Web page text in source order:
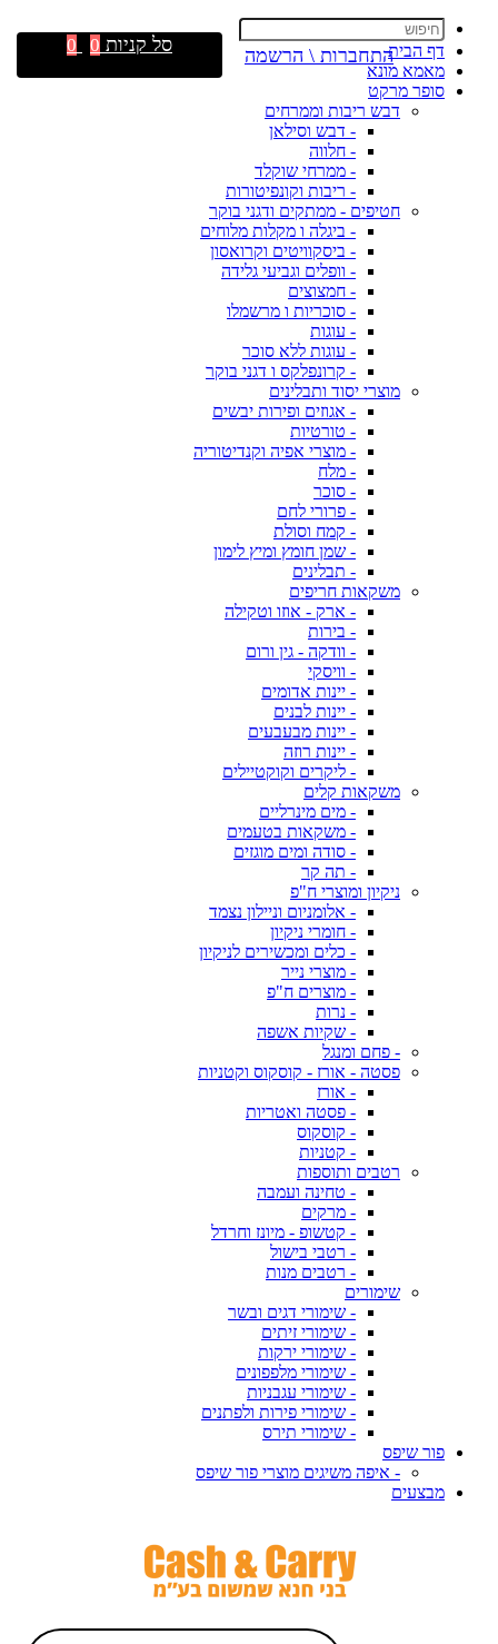
דף הבית
מאמא מונא
סופר מרקט
דבש ריבות וממרחים
- דבש וסילאן
- חלווה
- ממרחי שוקלד
- ריבות וקונפיטורות
חטיפים - ממתקים ודגני בוקר
- ביגלה ו מקלות מלוחים
- ביסקוויטים וקרואסון
- וופלים וגביעי גלידה
- חמצוצים
- סוכריות ו מרשמלו
- עוגות
- עוגות ללא סוכר
- קרונפלקס ו דגני בוקר
מוצרי יסוד ותבלינים
- אגוזים ופירות יבשים
- טורטיות
- מוצרי אפיה וקנדיטוריה
- מלח
- סוכר
- פרורי לחם
- קמח וסולת
- שמן חומץ ומיץ לימון
- תבלינים
משקאות חריפים
- ארק - אוזו וטקילה
- בירות
- וודקה - גין ורום
- וויסקי
- יינות אדומים
- יינות לבנים
- יינות מבעבעים
- יינות רוזה
- ליקרים וקוקטיילים
משקאות קלים
- מים מינרליים
- משקאות בטעמים
- סודה ומים מוגזים
- תה קר
ניקיון ומוצרי ח"פ
- אלומניום וניילון נצמד
- חומרי ניקיון
- כלים ומכשירים לניקיון
- מוצרי נייר
- מוצרים ח"פ
- נרות
- שקיות אשפה
- פחם ומנגל
פסטה - אורז - קוסקוס וקטניות
- אורז
- פסטה ואטריות
- קוסקוס
- קטניות
רטבים ותוספות
- טחינה ועמבה
- מרקים
- קטשופ - מיונז וחרדל
- רטבי בישול
- רטבים מנות
שימורים
- שימורי דגים ובשר
- שימורי זיתים
- שימורי ירקות
- שימורי מלפפונים
- שימורי עגבניות
- שימורי פירות ולפתנים
- שימורי תירס
פור שיפס
- איפה משיגים מוצרי פור שיפס
מבצעים
התחברות \ הרשמה סל קניות 0
0